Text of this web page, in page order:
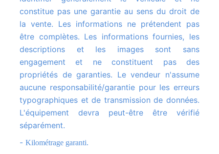
constitue pas une garantie au sens du droit de
la vente. Les informations ne prétendent pas
être complètes. Les informations fournies, les
descriptions et les images sont sans
engagement et ne constituent pas des
propriétés de garanties. Le vendeur n'assume
aucune responsabilité/garantie pour les erreurs
typographiques et de transmission de données.
L'équipement devra peut-être être vérifié
séparément.
Kilométrage garanti.